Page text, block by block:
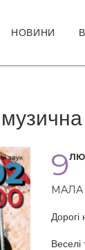
НОВИНИ
9
МАЛА
Дорогі
Веселі